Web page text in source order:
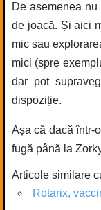
De asemenea
de joacă. Și aici
mic sau
mici (spre
dar pot
dispoziție.
Așa că dacă într-
fugă până la
Articole similare
Rotarix,